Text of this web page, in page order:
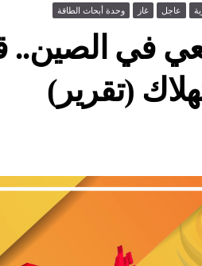
عاجل غاز وحدة أبحاث الطاقة
في الصين..
(تقرير)